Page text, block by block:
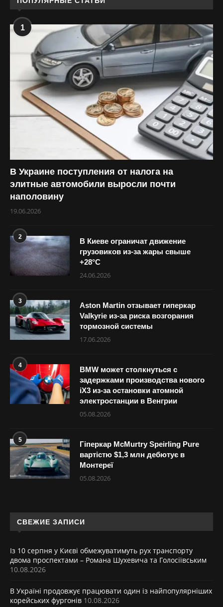
1
В Украине поступления от налога на
элитные автомобили выросли почти
наполовину
19.06.2026
2
В Киеве ограничат движение
грузовиков из-за жары свыше
+28°С
24.06.2026
3
Aston Martin отзывает гиперкар
Valkyrie из-за риска возгорания
тормозной системы
17.06.2026
4
BMW может столкнуться с
задержками производства нового
iX3 из-за остановки атомной
электростанции в Венгрии
05.08.2026
5
Гіперкар McMurtry Speirling Pure
вартістю $1,3 млн дебютує в
Монтереї
05.08.2026
СВЕЖИЕ ЗАПИСИ
Із 10 серпня у Києві обмежуватимуть рух транспорту
двома проспектами – Романа Шухевича та Голосіївським
10.08.2026
В Україні продовжує працювати один із найпопулярніших
корейських фургонів 10.08.2026